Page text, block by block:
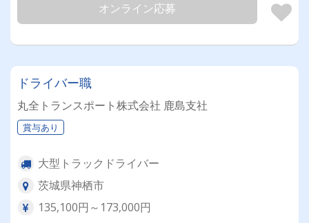
オンライン応募
ドライバー職
丸全トランスポート株式会社 鹿島支社
賞与あり
大型トラックドライバー
茨城県神栖市
135,100円～173,000円